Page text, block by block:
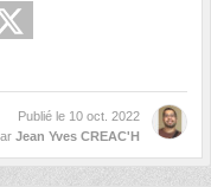
Publié le 10 oct. 2022
Jean Yves CREAC'H